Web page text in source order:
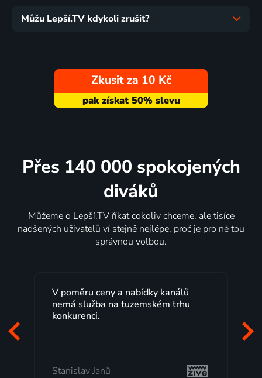
Můžu Lepší.TV kdykoli zrušit?
Zkusit za 10 Kč
Přes 140 000 spokojených
diváků
Můžeme o Lepší.TV říkat cokoliv chceme, ale tisíce
nadšených uživatelů ví stejně nejlépe, proč je pro ně tou
správnou volbou.
V poměru ceny a nabídky kanálů
nemá služba na tuzemském trhu
konkurenci.
Stanislav Janů